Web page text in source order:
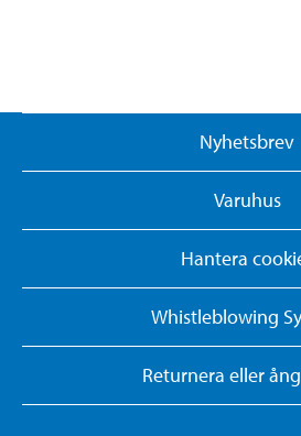
Nyhetsbrev
Varuhus
Hantera
Whistleblowing
Returnera eller